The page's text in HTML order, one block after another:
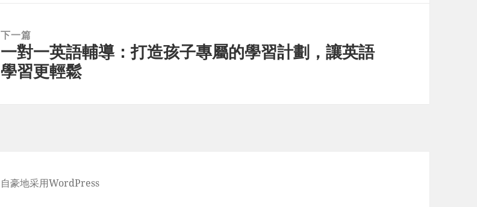
下一篇
下
篇
一對一英語輔導：打造孩子專屬的學習計劃，讓英語
學習更輕鬆
自豪地采用WordPress